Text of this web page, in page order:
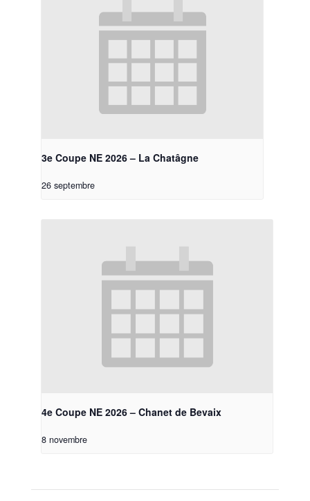
3e Coupe NE 2026 – La Chatâgne
26 septembre
4e Coupe NE 2026 – Chanet de Bevaix
8 novembre